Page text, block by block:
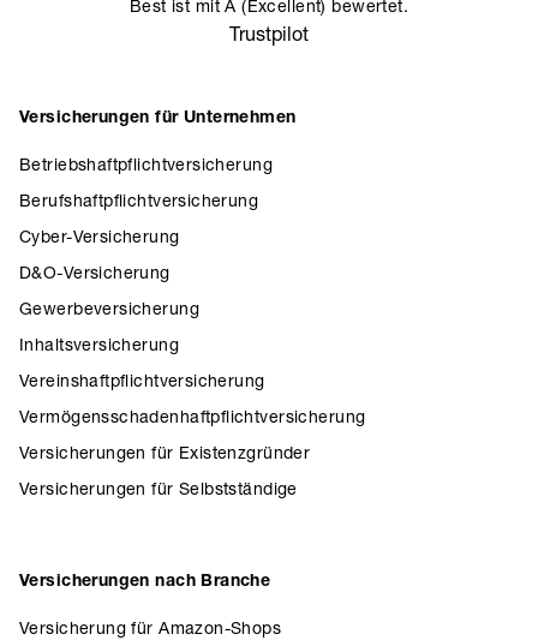
Best ist mit A (Excellent) bewertet.
Trustpilot
Versicherungen für Unternehmen
Betriebshaftpflichtversicherung
Berufshaftpflichtversicherung
Cyber-Versicherung
D&O-Versicherung
Gewerbeversicherung
Inhaltsversicherung
Vereinshaftpflichtversicherung
Vermögensschadenhaftpflichtversicherung
Versicherungen für Existenzgründer
Versicherungen für Selbstständige
Versicherungen nach Branche
Versicherung für Amazon-Shops